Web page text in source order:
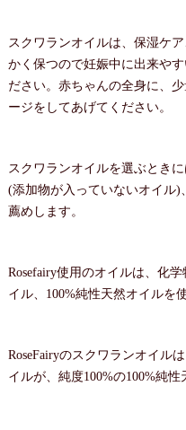
スクワランオイルは、保湿ケ
かく保つので妊娠中に出来や
ださい。赤ちゃんの全身に、
ージをしてあげてください。
スクワランオイルを選ぶとき
(添加物が入っていないオイル)
薦めします。
Rosefairy使用のオイルは、化
イル、100%純性天然オイルを
RoseFairyのスクワランオイル
イルが、純度100%の100%純性